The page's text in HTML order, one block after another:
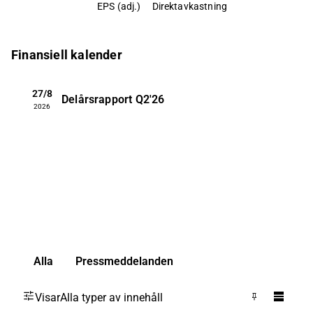
EPS (adj.) Direktavkastning
Finansiell kalender
27/8
2026
Delårsrapport Q2'26
Alla Pressmeddelanden
VisarAlla typer av innehåll